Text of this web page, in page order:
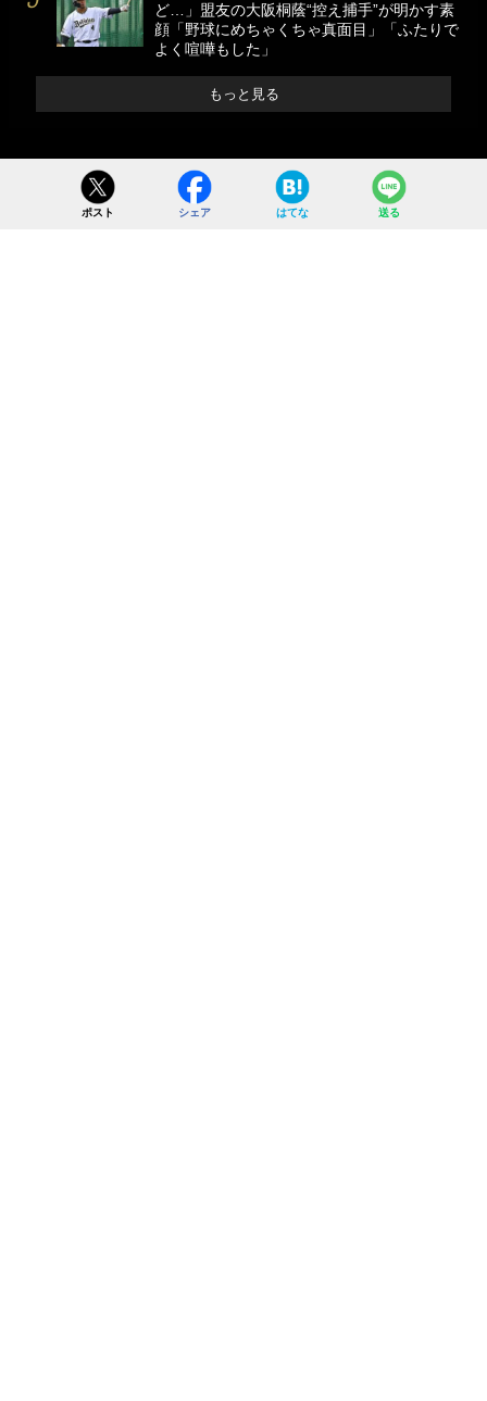
ど…」盟友の大阪桐蔭“控え捕手”が明かす素
顔「野球にめちゃくちゃ真面目」「ふたりで
よく喧嘩もした」
もっと見る
ポスト シェア はてな 送る